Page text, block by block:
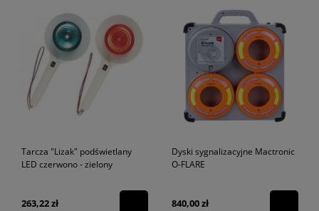
Tarcza "Lizak" podświetlany
LED czerwono - zielony
263,22 zł
Dyski sygnalizacyjne Mactronic
O-FLARE
840,00 zł